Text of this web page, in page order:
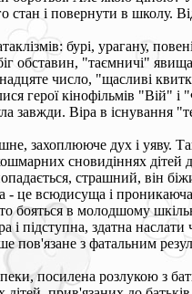
і повернути в школу.
бурі, урагану,
обставин, "таємничі"
число, "щасливі
герої кінофільмів "Вій"
завжди. Віра в існування
захоплююче дух і уяву.
сновидіннях дітей
страшний, він
це всюдисуща і
бояться в молодшому
підступна, здатна
з фатальним
посилена розлукою з